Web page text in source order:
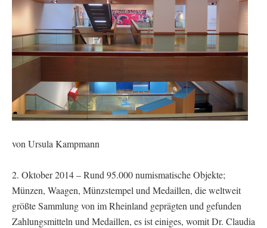
von Ursula Kampmann
2. Oktober 2014 – Rund 95.000 numismatische Objekte;
Münzen, Waagen, Münzstempel und Medaillen, die weltweit
größte Sammlung von im Rheinland geprägten und gefunden
Zahlungsmitteln und Medaillen, es ist einiges, womit Dr. Claudia